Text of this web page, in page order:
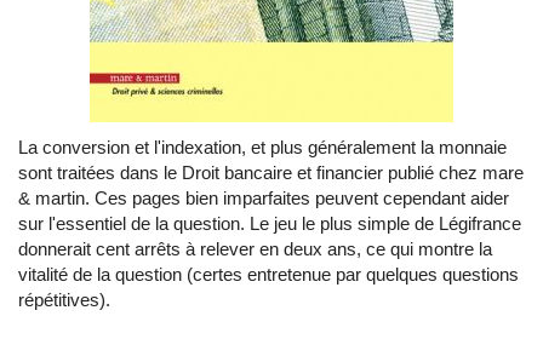
La conversion et l'indexation, et plus généralement la monnaie
sont traitées dans le Droit bancaire et financier publié chez mare
& martin. Ces pages bien imparfaites peuvent cependant aider
sur l'essentiel de la question. Le jeu le plus simple de Légifrance
donnerait cent arrêts à relever en deux ans, ce qui montre la
vitalité de la question (certes entretenue par quelques questions
répétitives).